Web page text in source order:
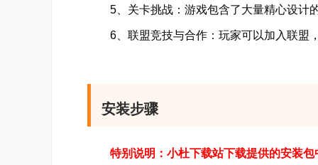
5、关卡挑战：游戏包含了大量精心设计的
6、联盟竞技与合作：玩家可以加入联盟，
安装步骤
特别说明：小杜下载站下载提供的安装包